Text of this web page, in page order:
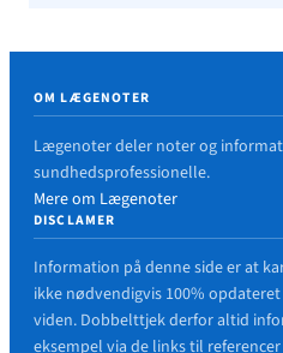
OM LÆGENOTER
Lægenoter deler noter og
sundhedsprofessionelle.
Mere om Lægenoter
DISCLAMER
Information på denne side er at
ikke nødvendigvis 100%
viden. Dobbelttjek derfor altid
eksempel via de links til